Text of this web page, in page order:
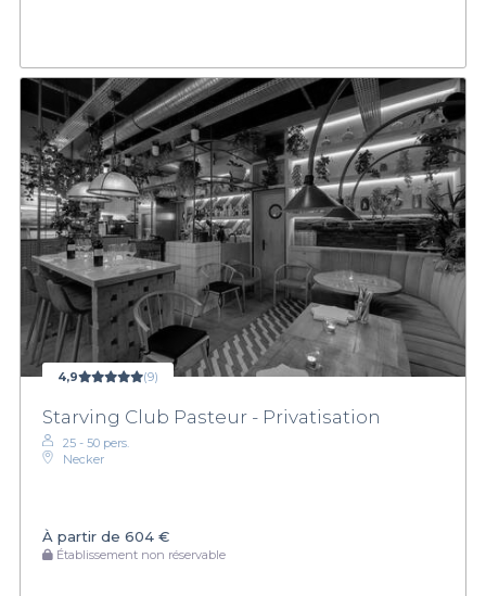
4,9 (9)
Starving Club Pasteur - Privatisation
25 - 50 pers.
Necker
À partir de 604 €
Établissement non réservable